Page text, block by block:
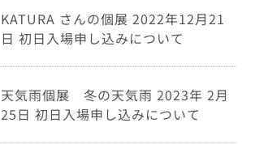
KATURA さんの個展 2022年12月21
日 初日入場申し込みについて
天気雨個展 冬の天気雨 2023年 2月
25日 初日入場申し込みについて